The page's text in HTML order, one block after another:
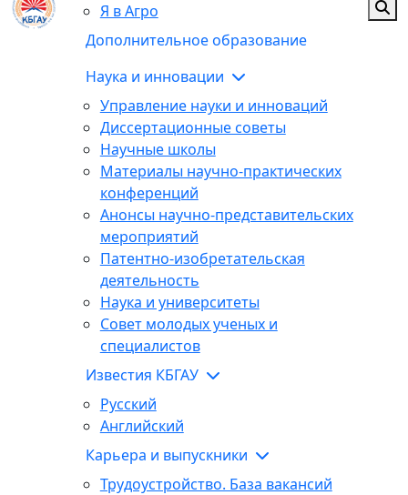
Я в Агро
Дополнительное образование
Наука и инновации
Управление науки и инноваций
Диссертационные советы
Научные школы
Материалы научно-практических
конференций
Анонсы научно-представительских
мероприятий
Патентно-изобретательская
деятельность
Наука и университеты
Совет молодых ученых и
специалистов
Известия КБГАУ
Русский
Английский
Карьера и выпускники
Трудоустройство. База вакансий